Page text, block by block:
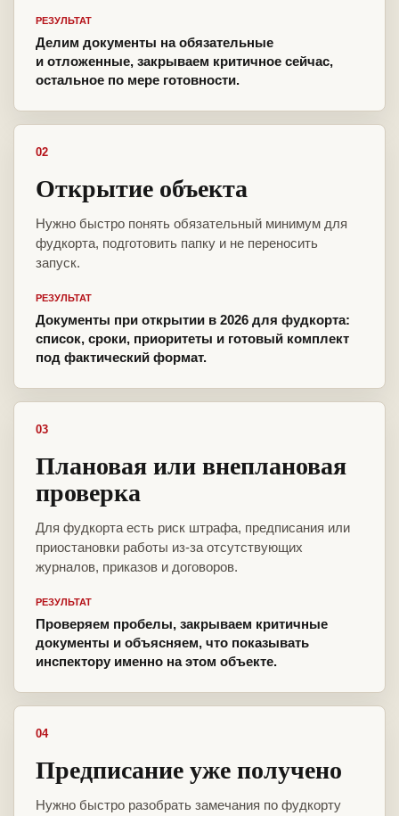
РЕЗУЛЬТАТ
Делим документы на обязательные
и отложенные, закрываем критичное сейчас,
остальное по мере готовности.
02
Открытие объекта
Нужно быстро понять обязательный минимум для
фудкорта, подготовить папку и не переносить
запуск.
РЕЗУЛЬТАТ
Документы при открытии в 2026 для фудкорта:
список, сроки, приоритеты и готовый комплект
под фактический формат.
03
Плановая или внеплановая
проверка
Для фудкорта есть риск штрафа, предписания или
приостановки работы из-за отсутствующих
журналов, приказов и договоров.
РЕЗУЛЬТАТ
Проверяем пробелы, закрываем критичные
документы и объясняем, что показывать
инспектору именно на этом объекте.
04
Предписание уже получено
Нужно быстро разобрать замечания по фудкорту